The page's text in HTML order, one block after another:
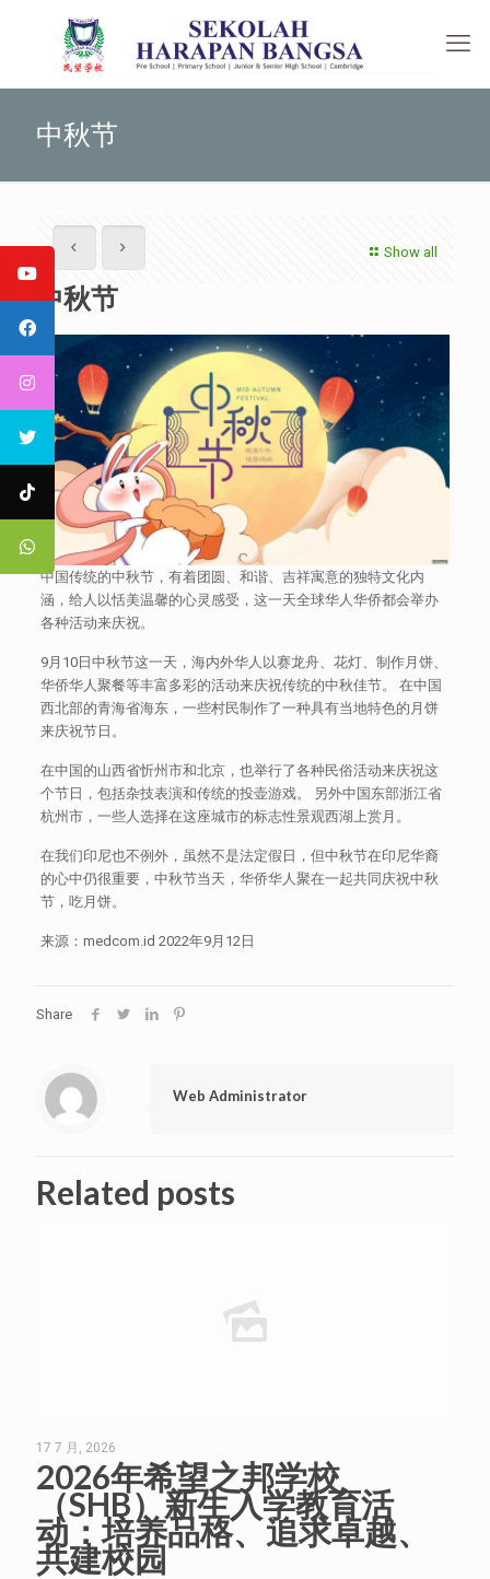
中秋节
Show all
中秋节
中国传统的中秋节，有着团圆、和谐、吉祥寓意的独特文化内
涵，给人以恬美温馨的心灵感受，这一天全球华人华侨都会举办
各种活动来庆祝。
9月10日中秋节这一天，海内外华人以赛龙舟、花灯、制作月饼、
华侨华人聚餐等丰富多彩的活动来庆祝传统的中秋佳节。 在中国
西北部的青海省海东，一些村民制作了一种具有当地特色的月饼
来庆祝节日。
在中国的山西省忻州市和北京，也举行了各种民俗活动来庆祝这
个节日，包括杂技表演和传统的投壶游戏。 另外中国东部浙江省
杭州市，一些人选择在这座城市的标志性景观西湖上赏月。
在我们印尼也不例外，虽然不是法定假日，但中秋节在印尼华裔
的心中仍很重要，中秋节当天，华侨华人聚在一起共同庆祝中秋
节，吃月饼。
来源：medcom.id 2022年9月12日
Share
Web Administrator
Related posts
17 7 月, 2026
2026年希望之邦学校
（SHB）新生入学教育活
动：培养品格、追求卓越、
共建校园